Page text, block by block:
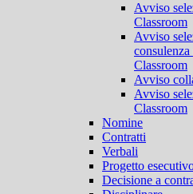
Avviso
Classroom
Avviso
Classroom
Avviso
Avviso
Classroom
Nomine
Contratti
Verbali
Progetto
Decisione a